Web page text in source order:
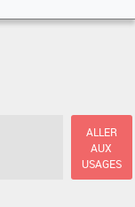
ALLER
AUX
USAGES